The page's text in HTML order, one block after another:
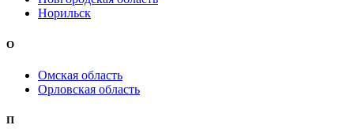
Норильск
О
Омская область
Орловская область
П